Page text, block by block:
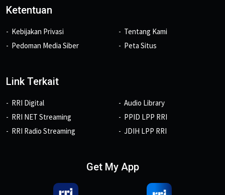
Ketentuan
Kebijakan Privasi
Pedoman Media Siber
Tentang Kami
Peta Situs
Link Terkait
RRI Digital
RRI NET Streaming
RRI Radio Streaming
Audio Library
PPID LPP RRI
JDIH LPP RRI
Get My App